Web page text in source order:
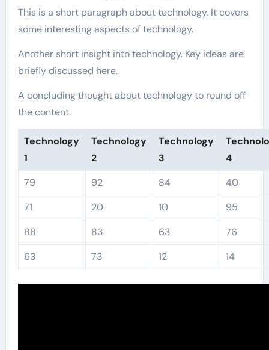
This is a short paragraph about technology. It covers
some interesting aspects of technology.
Another short insight into technology. Key ideas are
briefly discussed here.
A concluding thought about technology to round off
the content.
Technology
1
Technology
2
Technology
3
4
79
92 84
40
71
20 10
95
88
83 63
76
63
73 12 14